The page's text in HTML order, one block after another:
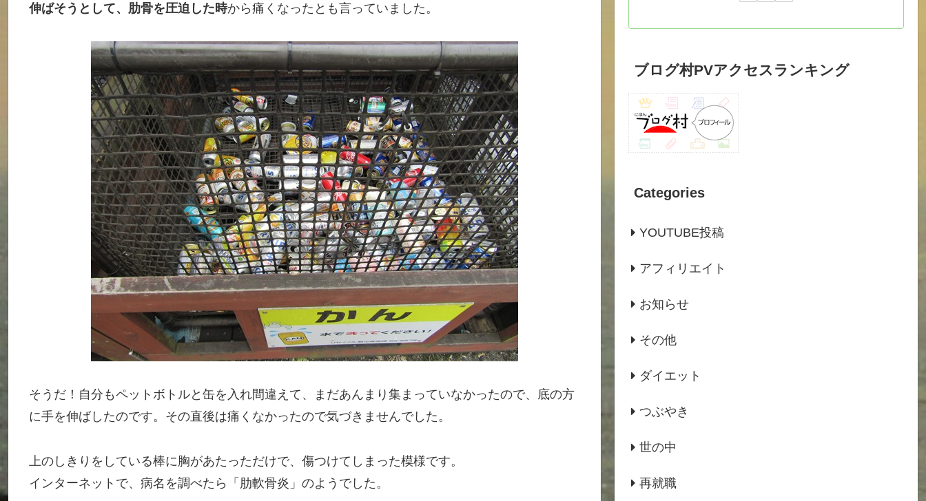
伸ばそうとして、肋骨を圧迫した時から痛くなったとも言っていました。
そうだ！自分もペットボトルと缶を入れ間違えて、まだあんまり集まっていなかったので、底の方
に手を伸ばしたのです。その直後は痛くなかったので気づきませんでした。
上のしきりをしている棒に胸があたっただけで、傷つけてしまった模様です。
インターネットで、病名を調べたら「肋軟骨炎」のようでした。
ブログ村PVアクセスランキング
Categories
YOUTUBE投稿
アフィリエイト
お知らせ
その他
ダイエット
つぶやき
世の中
再就職